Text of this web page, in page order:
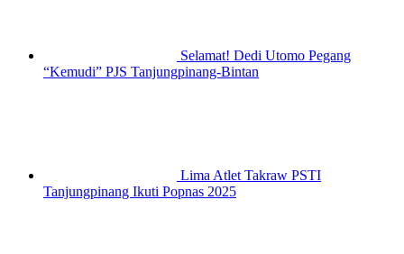
Selamat! Dedi Utomo Pegang
“Kemudi” PJS Tanjungpinang-Bintan
Lima Atlet Takraw PSTI
Tanjungpinang Ikuti Popnas 2025